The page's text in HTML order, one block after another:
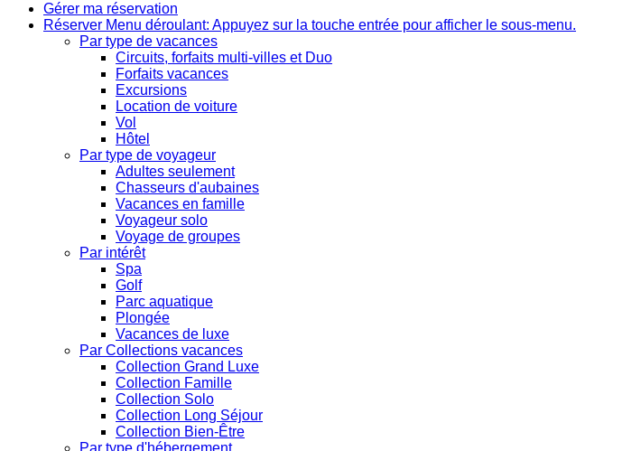
Gérer ma réservation
Réserver Menu déroulant: Appuyez sur la touche entrée pour afficher le sous-menu.
Par type de vacances
Circuits, forfaits multi-villes et Duo
Forfaits vacances
Excursions
Location de voiture
Vol
Hôtel
Par type de voyageur
Adultes seulement
Chasseurs d'aubaines
Vacances en famille
Voyageur solo
Voyage de groupes
Par intérêt
Spa
Golf
Parc aquatique
Plongée
Vacances de luxe
Par Collections vacances
Collection Grand Luxe
Collection Famille
Collection Solo
Collection Long Séjour
Collection Bien-Être